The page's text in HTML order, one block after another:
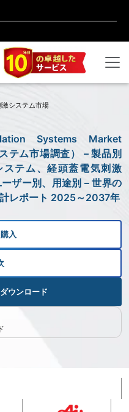
システム市場
Systems Market
テム市場調査） – 製品別
ステム、経頭蓋電気刺激
ザー別、用途別 – 世界の
レポート 2025～2037年
入
ウンロード